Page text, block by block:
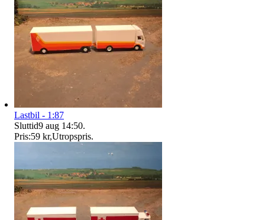
Lastbil - 1:87
Sluttid9 aug 14:50.
Pris:59 kr,Utropspris.